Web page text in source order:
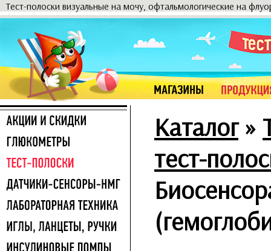
Тест-полоски визуальные на мочу, офтальмологические на
Каталог»
тест-